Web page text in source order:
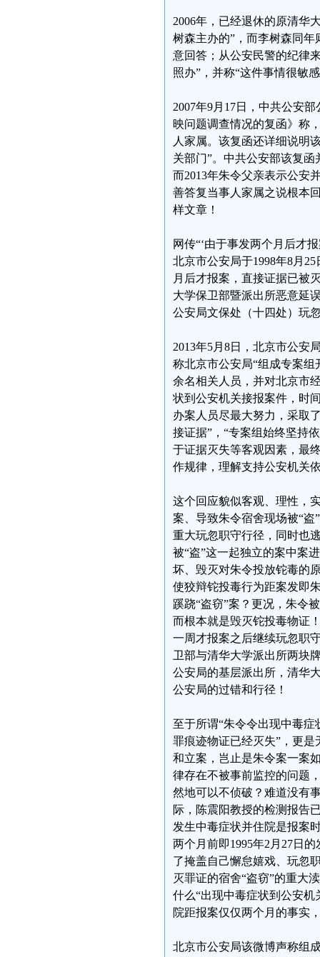
2006年，已经退休的原清华
树森主办的”，而李树森同
意回答；从公安民警的纪律
照办”，并称“这件事情很敏
2007年9月17日，中共公安
映问题调查情况的复函》称
人家属。该复函还详细说明
关部门”。中共公安部该复
而2013年朱令父亲表示公安
善答复当事人家属之说根本
样文章！
网传“‘由于事发两个月后才
北京市公安局于1998年8月
月后才报案，直接证据已被
大学保卫部暨派出所恶意延
公安局文保处（十四处）玩
2013年5月8日，北京市公安
称北京市公安局“组成专案
余名相关人员，并对北京市
状到公安机关接报案件，时
办案人员尽最大努力，采取
接证据”，“专案组始终坚持
于证据灭失等客观因素，最
作规律，理解支持公安机关
这个回应貌似客观、理性，
案、导致朱令宿舍现场被“盗
重大玩忽职守行径，同时也
被“盗”这一起独立的案中案
坏、毁灭对朱令投放铊毒的
使狡辩铊投毒行为距案发即
蹊跷“盗窃”案？更况，朱令
而根本就是毁灭铊投毒物证
一周才报案之后继续玩忽职
卫部与清华大学派出所两块
公安局的基层派出所，清华
公安局的过错和行径！
至于所谓“朱令令出现中毒
罪痕迹物证已经灭失”，更
和立案，岂止是朱令案一案
律存在不被事前监控的问题
然地可以不侦破？难道没有
际，陈震阳教授的检测报告
发生中毒症状并住院是报案
两个月前即1995年2月27日
了掩盖自己懈怠嬉戏、玩忽
灭罪证的宿舍“盗窃”的重大
什么“出现中毒症状到公安
院距报案仅仅两个月的事实
北京市公安局该微博声称组